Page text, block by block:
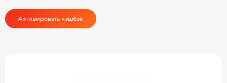
Активировать кэшбэк